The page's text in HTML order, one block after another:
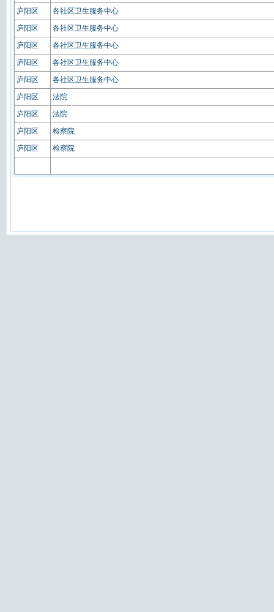
庐阳区
各社区卫生服务中心
庐阳区
各社区卫生服务中心
庐阳区
各社区卫生服务中心
庐阳区
各社区卫生服务中心
庐阳区
各社区卫生服务中心
庐阳区
法院
庐阳区
法院
庐阳区
检察院
庐阳区
检察院